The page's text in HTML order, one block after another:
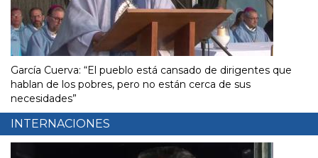
García Cuerva: “El pueblo está cansado de dirigentes que
hablan de los pobres, pero no están cerca de sus
necesidades”
INTERNACIONES